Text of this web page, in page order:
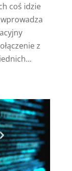
coś idzie
z